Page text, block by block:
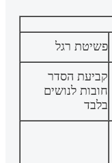
פשיטת רגל
קביעת הסדר
חובות לנושים
בלבד